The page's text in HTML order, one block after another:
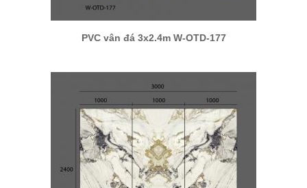
PVC vân đá 3x2.4m W-OTD-177